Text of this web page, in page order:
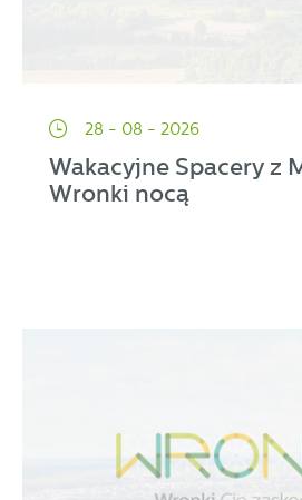
28 - 08 - 2026
Wakacyjne Spacery z
Wronki nocą